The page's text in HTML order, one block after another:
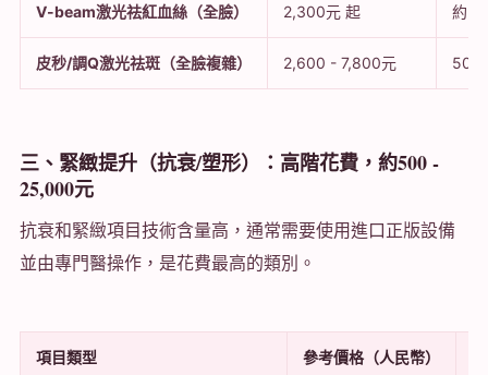
V-beam激光祛紅血絲（全臉） 2,300元 起 約
皮秒/調Q激光祛斑（全臉複雜） 2,600 - 7,800元 50
三、緊緻提升（抗衰/塑形）：高階花費，約500 -
25,000元
抗衰和緊緻項目技術含量高，通常需要使用進口正版設備
並由專門醫操作，是花費最高的類別。
項目類型 參考價格（人民幣）